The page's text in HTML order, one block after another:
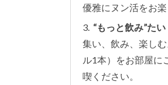
優雅にヌン活をお
“もっと飲み”た
集い、飲み、楽し
ル1本）をお部屋に
喫ください。